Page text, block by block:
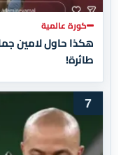
كورة عالمية
هكذا حاول لامين
طائرة!
7